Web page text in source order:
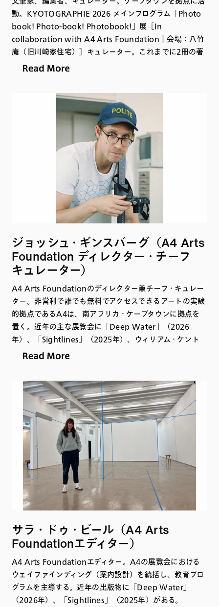
動。KYOTOGRAPHIE 2026 メインプログラム「Photo
book! Photo-book! Photobook!」展［In
collaboration with A4 Arts Foundation｜会場：八竹
庵（旧川崎家住宅）］キュレーター。これまでに2冊の著
書を出版し、３冊のエッセイ集を編集したほか、アート、
ディアで幅広く執筆している。近著に、伝記『Irma
Stern: African in Europe - European in Africa』
（Prestel 2021）、ニューヨーク・タイムズ紙の「2021
年注目すべきアートブック」に選出された『The
Journey: New Positions in African Photography』
（Kerber 2020）がある。キュレーターとしての近年のプ
ロジェクトには、A4 Arts Foundation「Photo book!
Photo-book! Photobook!」（ケープタウン 2022）、
Under Projects「The Objects」（ケープタウン 2023）
ジョッシュ・ギンスバーグ（A4 Arts
Foundation ディレクター・チーフ
キュレーター）
A4 Arts Foundationのディレクター兼チーフ・キュレー
ター。非営利で誰でも無料でアクセスできるアートの実験
的拠点であるA4は、南アフリカ・ケープタウンに拠点を
置く。近年の主な展覧会に「Deep Water」（2026
年）、「Sightlines」（2025年）、ウィリアム・ケント
リッジとの共同キュレーションによる「History on One
これまでに、ケープタウン大学マイケリス美術学校で
「Unstable Media」、同大学Centre for Curating the
Archiveでは「Digital Curation」、ステレンボッシュ大
学視覚芸術学部で「Studio Practice」および「Moving
Image」を担当。
A4設立以前には、「Research Art」および「Atlantic
House（現在も活動中）」といった共同型アーティストス
タジオ／プロジェクトスペースの設立に関わる。電気機械
工学の理学士（BSc）と、ケープタウン大学の美術修士
（MPhil）を取得。
サラ・ドゥ・ビール（A4 Arts
Foundationエディター）
A4 Arts Foundationエディター。A4の展覧会における
ウェイファインディング（案内設計）を統括し、教育プロ
グラムを主導する。近年の出版物に「Deep Water」
（2026年）、「Sightlines」（2025年）がある。